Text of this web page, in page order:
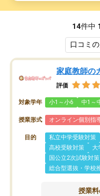
14件中
家庭教師の
評価
対象学年 小1～小6 中1～
授業形式 オンライン個別指
目的 私立中学受験対策
高校受験対策
大
国公立2次試験対策
総合型選抜・学校
授業